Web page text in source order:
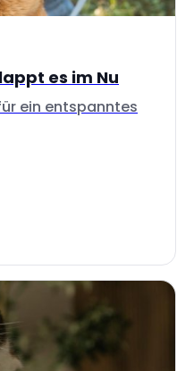
es im Nu
ein entspanntes